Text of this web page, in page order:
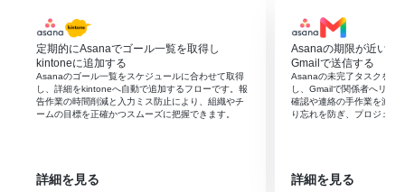
はじめに、AsanaとZendeskをYoomと連携します
次に、トリガーでAsanaを選択し、「特定のプロジェクト
に新しいタスクが追加されたら」というアクションを設定
します
続いて、オペレーションで分岐機能を設定し、特定の条件
に合致した場合のみ後続のアクションが実行されるように
成」アクションを設定し、Asanaから取得した情報をもと
にチケットを作成します
定期的にAsanaでゴール一覧を取得し
kintoneに追加する
Asanaのゴール一覧をスケジュールに合わせて取得
し、詳細をkintoneへ自動で追加するフローです。報
告作業の時間削減と入力ミス防止により、組織やチ
ームの目標を正確かつスムーズに把握できます。
詳細を見る
Asanaの期限が近いタ
Gmailで送信する
Asanaの未完了タスクを毎
し、Gmailで関係者へリマ
確認や連絡の手作業を減ら
り忘れを防ぎ、プロジェク
詳細を見る